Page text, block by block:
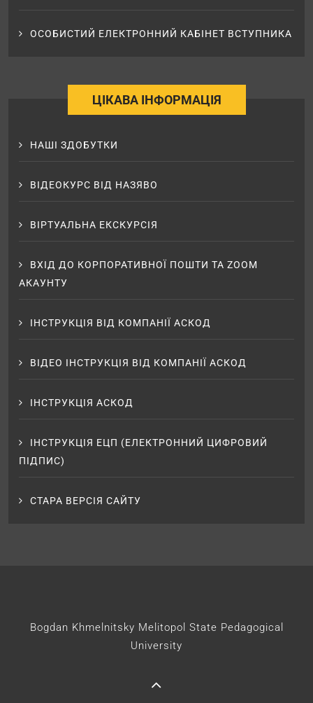
ОСОБИСТИЙ ЕЛЕКТРОННИЙ КАБІНЕТ ВСТУПНИКА
ЦІКАВА ІНФОРМАЦІЯ
НАШІ ЗДОБУТКИ
ВІДЕОКУРС ВІД НАЗЯВО
ВІРТУАЛЬНА ЕКСКУРСІЯ
ВХІД ДО КОРПОРАТИВНОЇ ПОШТИ ТА ZOOM
АКАУНТУ
ІНСТРУКЦІЯ ВІД КОМПАНІЇ АСКОД
ВІДЕО ІНСТРУКЦІЯ ВІД КОМПАНІЇ АСКОД
ІНСТРУКЦІЯ АСКОД
ІНСТРУКЦІЯ ЕЦП (ЕЛЕКТРОННИЙ ЦИФРОВИЙ
ПІДПИС)
СТАРА ВЕРСІЯ САЙТУ
Bogdan Khmelnitsky Melitopol State Pedagogical
University